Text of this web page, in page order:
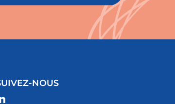
NOUS